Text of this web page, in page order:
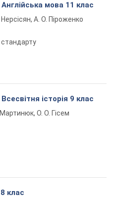
мова 11 клас
А. О. Піроженко
стандарту
історія 9 клас
О. О. Гісем
клас